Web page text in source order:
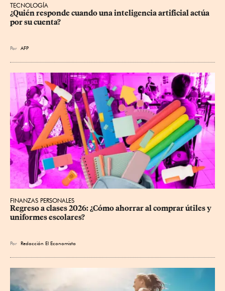
TECNOLOGÍA
¿Quién responde cuando una inteligencia artificial actúa
por su cuenta?
Por AFP
FINANZAS PERSONALES
Regreso a clases 2026: ¿Cómo ahorrar al comprar útiles y
uniformes escolares?
Por Redacción El Economista